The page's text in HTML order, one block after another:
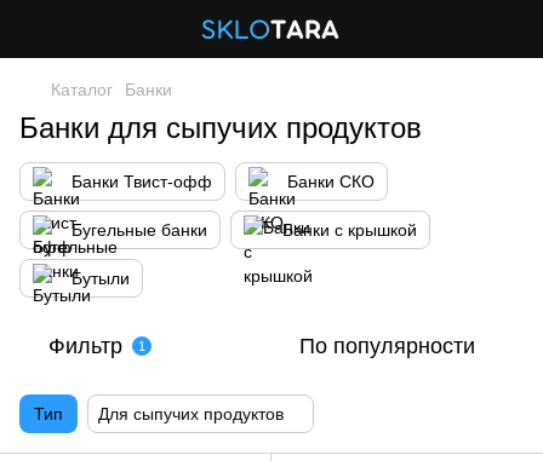
Каталог Банки
Банки для сыпучих продуктов
Банки Твист-офф Банки СКО
Бугельные банки Банки с крышкой
Бутыли
Фильтр 1 По популярности
Тип Для сыпучих продуктов